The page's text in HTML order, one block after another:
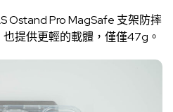
Ostand Pro MagSafe 支架防摔
提供更輕的載體，僅僅47g。